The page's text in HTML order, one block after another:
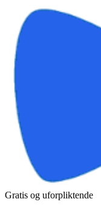
Gratis og uforpliktende